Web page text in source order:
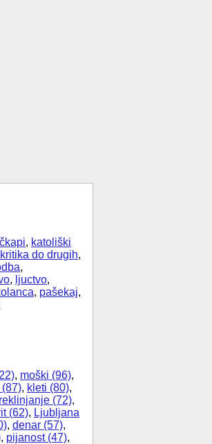
čkapi, katoliški
do drugih,
,
, ljuctvo,
, pašekaj,
, moški (96),
, kleti (80),
(72),
(62), Ljubljana
, denar (57),
, pijanost (47),